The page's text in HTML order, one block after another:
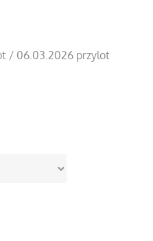
/ 06.03.2026 przylot